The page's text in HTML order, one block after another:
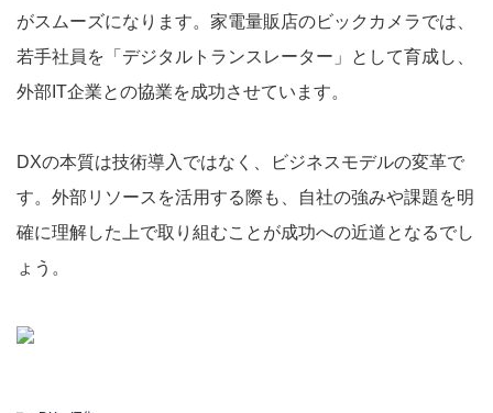
がスムーズになります。家電量販店のビックカメラでは、
若手社員を「デジタルトランスレーター」として育成し、
外部IT企業との協業を成功させています。
DXの本質は技術導入ではなく、ビジネスモデルの変革で
す。外部リソースを活用する際も、自社の強みや課題を明
確に理解した上で取り組むことが成功への近道となるでし
ょう。